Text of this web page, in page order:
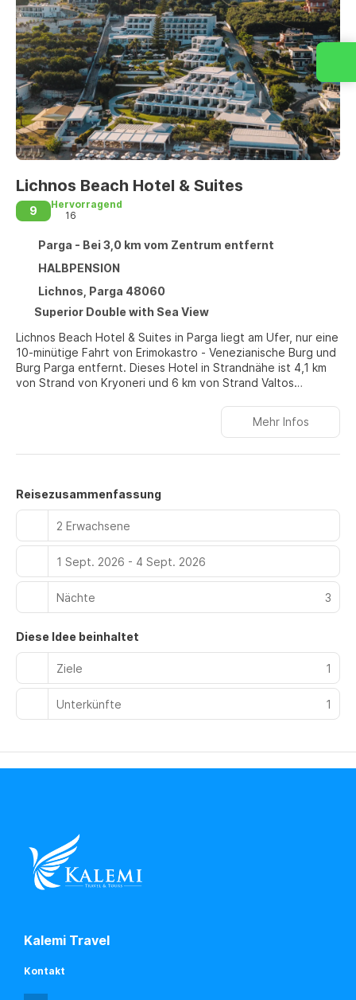
Lichnos Beach Hotel & Suites
9
Hervorragend
16
Parga - Bei 3,0 km vom Zentrum entfernt
HALBPENSION
Lichnos, Parga 48060
Superior Double with Sea View
Lichnos Beach Hotel & Suites in Parga liegt am Ufer, nur eine
10-minütige Fahrt von Erimokastro - Venezianische Burg und
Burg Parga entfernt. Dieses Hotel in Strandnähe ist 4,1 km
von Strand von Kryoneri und 6 km von Strand Valtos
Nutz folgende Freizeiteinrichtung: Außenpool. Du kannst
genießen: Terrasse und Garten. Auch kostenloses WLAN
Fühl dich in einem der 110 klimatisierten Zimmer mit Minibar
und Flachbildfernseher wie zu Hause. Die Zimmer haben
eigene möblierte Balkone. Ein WLAN-Internetzugang
(kostenlos) ist ebenso verfügbar wie Satellitenempfang. Es
sind eigene Badezimmer mit Duschen vorhanden, die über
kostenlose Toilettenartikel und Haartrockner verfügen.
Iss einen Happen im Venue 1, einem der 2 Restaurants
und nutz den Zimmerservice (bitte Zeiten beachten). Lass
deinen Tag bei einem Drink an der Bar/Lounge ausklingen.
Ein inbegriffenes Frühstücksbuffet wird täglich von
07:30 Uhr bis 10:30 Uhr angeboten.
Zum Angebot gehören ein Express-Check-in, ein
Mehr Infos
Reisezusammenfassung
2 Erwachsene
1 Sept. 2026 - 4 Sept. 2026
Nächte 3
Diese Idee beinhaltet
Ziele 1
Unterkünfte 1
Kalemi Travel
Kontakt